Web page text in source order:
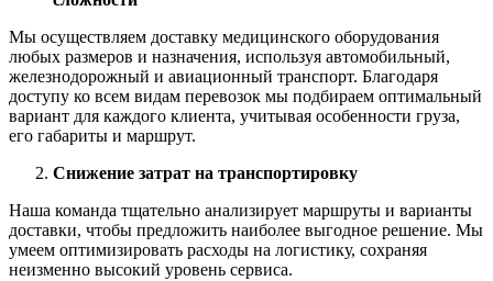
Мы осуществляем доставку медицинского оборудования
любых размеров и назначения, используя автомобильный,
железнодорожный и авиационный транспорт. Благодаря
доступу ко всем видам перевозок мы подбираем оптимальный
вариант для каждого клиента, учитывая особенности груза,
его габариты и маршрут.
Снижение затрат на транспортировку
Наша команда тщательно анализирует маршруты и варианты
доставки, чтобы предложить наиболее выгодное решение. Мы
умеем оптимизировать расходы на логистику, сохраняя
неизменно высокий уровень сервиса.